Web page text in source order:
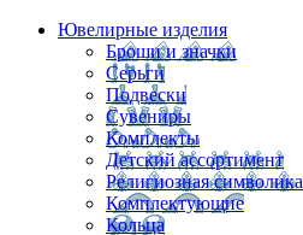
Ювелирные изделия
Броши и значки
Серьги
Подвески
Сувениры
Комплекты
Детский ассортимент
Религиозная символика
Комплектующие
Кольца